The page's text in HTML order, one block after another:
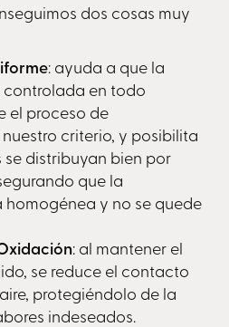
dos cosas muy
: ayuda a que la
en todo
el proceso de
criterio, y posibilita
se distribuyan bien por
que la
homogénea y no se quede
: al mantener el
se reduce el contacto
protegiéndolo de la
indeseados.